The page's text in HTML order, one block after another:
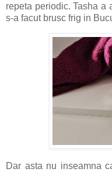
repeta periodic. Tasha a
s-a facut brusc frig in
Dar asta nu inseamna